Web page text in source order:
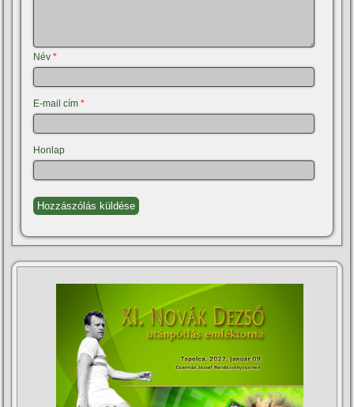
Név*
E-mail cím*
Honlap